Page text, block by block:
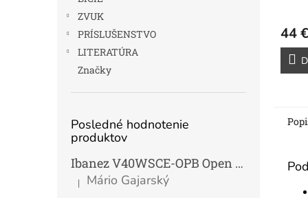
ZVUK
PRÍSLUŠENSTVO
LITERATÚRA
Značky
Posledné hodnotenie
produktov
Ibanez V40WSCE-OPB Open Pore Brown Elektroakustická gitara Dreadnought
Hodnotenie produktu je 4 z 5 hviezdičiek.
| Mário Gajarský
44 €